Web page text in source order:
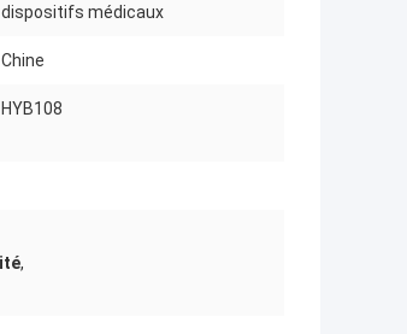
dispositifs médicaux
Chine
HYB108
,